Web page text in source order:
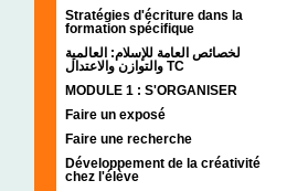
Stratégies d'écriture dans la
formation spécifique
لخصائص العامة للإسلام: العالمية
والتوازن والاعتدال TC
MODULE 1 : S'ORGANISER
Faire un exposé
Faire une recherche
Développement de la créativité
chez l'élève